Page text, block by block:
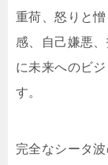
重荷、怒りと
感、自己嫌悪
に未来へのビ
す。
完全なシータ